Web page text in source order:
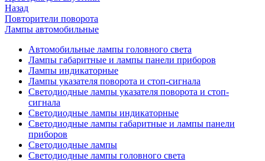
Назад
Повторители поворота
Лампы автомобильные
Автомобильные лампы головного света
Лампы габаритные и лампы панели приборов
Лампы индикаторные
Лампы указателя поворота и стоп-сигнала
Светодиодные лампы указателя поворота и стоп-
сигнала
Светодиодные лампы индикаторные
Светодиодные лампы габаритные и лампы панели
приборов
Светодиодные лампы
Светодиодные лампы головного света